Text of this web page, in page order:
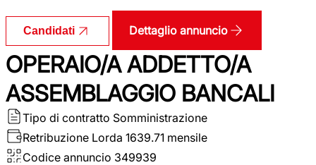
Candidati Dettaglio annuncio
OPERAIO/A ADDETTO/A
ASSEMBLAGGIO BANCALI
Tipo di contratto Somministrazione
Retribuzione Lorda 1639.71 mensile
Codice annuncio 349939